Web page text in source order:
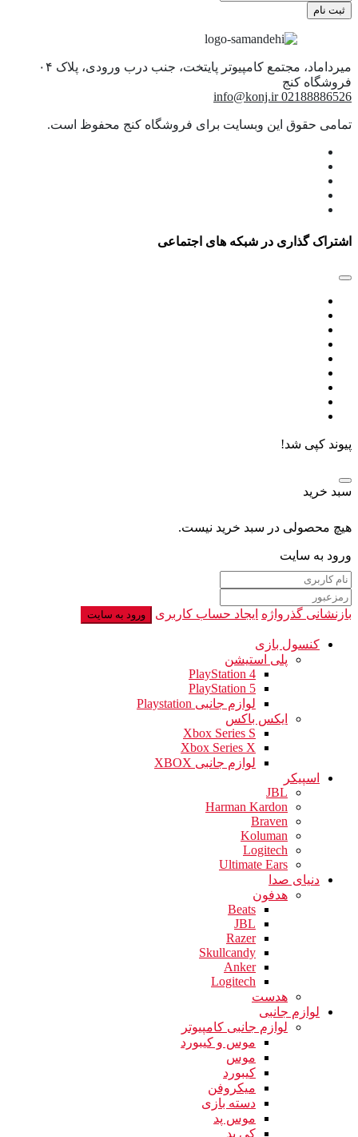
ثبت نام
میرداماد، مجتمع کامپیوتر پایتخت، جنب درب ورودی، پلاک ۰۴
02188886526
info@konj.ir
تمامی حقوق این وبسایت برای فروشگاه کنج محفوظ است.
اشتراک گذاری در شبکه های اجتماعی
پیوند کپی شد!
سبد خرید
هیچ محصولی در سبد خرید نیست.
ورود به سایت
بازنشانی گذرواژه ایجاد حساب کاربری ورود به سایت
کنسول بازی
پلی استیشن
PlayStation 4
PlayStation 5
لوازم جانبی Playstation
ایکس باکس
Xbox Series S
Xbox Series X
لوازم جانبی XBOX
اسپیکر
JBL
Harman Kardon
Braven
Koluman
Logitech
Ultimate Ears
دنیای صدا
هدفون
Beats
JBL
Razer
Skullcandy
Anker
Logitech
هدست
لوازم جانبی
لوازم جانبی کامپیوتر
موس و کیبورد
موس
کیبورد
میکروفن
دسته بازی
موس پد
کی پد